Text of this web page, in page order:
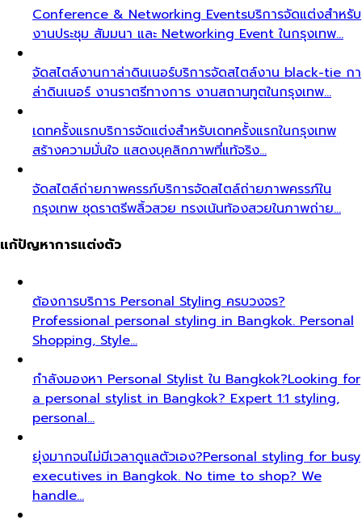
Conference & Networking Eventsบริการจัดแต่งสำหรับ
งานประชุม สัมมนา และ Networking Event ในกรุงเทพ…
จัดสไตล์งานกาล่าดินเนอร์บริการจัดสไตล์งาน black-tie กา
ล่าดินเนอร์ งานราตรีทางการ งานสถานทูตในกรุงเทพ…
เดทครั้งแรกบริการจัดแต่งสำหรับเดทครั้งแรกในกรุงเทพ
สร้างความมั่นใจ แสดงบุคลิกภาพที่แท้จริง…
จัดสไตล์ถ่ายภาพครรภ์บริการจัดสไตล์ถ่ายภาพครรภ์ใน
กรุงเทพ ชุดราตรีพลิ้วสวย ทรงเน้นท้องสวยในภาพถ่าย…
แก้ปัญหาการแต่งตัว
ต้องการบริการ Personal Styling ครบวงจร?
Professional personal styling in Bangkok. Personal
Shopping, Style…
กำลังมองหา Personal Stylist ใน Bangkok?Looking for
a personal stylist in Bangkok? Expert 1:1 styling,
personal…
ยุ่งมากจนไม่มีเวลาดูแลตัวเอง?Personal styling for busy
executives in Bangkok. No time to shop? We
handle…